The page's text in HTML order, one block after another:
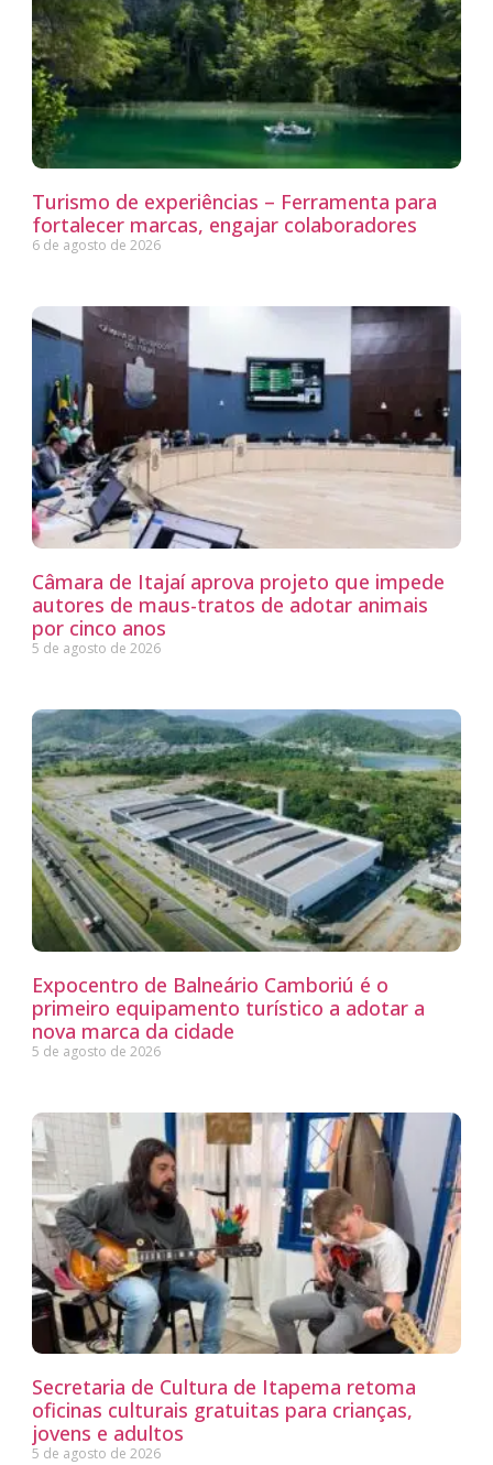
Turismo de experiências – Ferramenta para
fortalecer marcas, engajar colaboradores
6 de agosto de 2026
Câmara de Itajaí aprova projeto que impede
autores de maus-tratos de adotar animais
por cinco anos
5 de agosto de 2026
Expocentro de Balneário Camboriú é o
primeiro equipamento turístico a adotar a
nova marca da cidade
5 de agosto de 2026
Secretaria de Cultura de Itapema retoma
oficinas culturais gratuitas para crianças,
jovens e adultos
5 de agosto de 2026